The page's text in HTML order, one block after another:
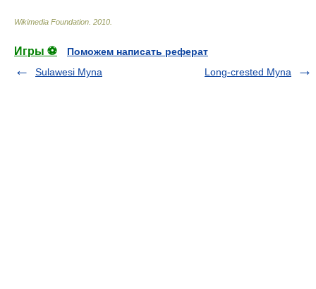
Wikimedia Foundation 2010
Игры ⚽
Поможем написать реферат
Sulawesi Myna
Long-crested Myna